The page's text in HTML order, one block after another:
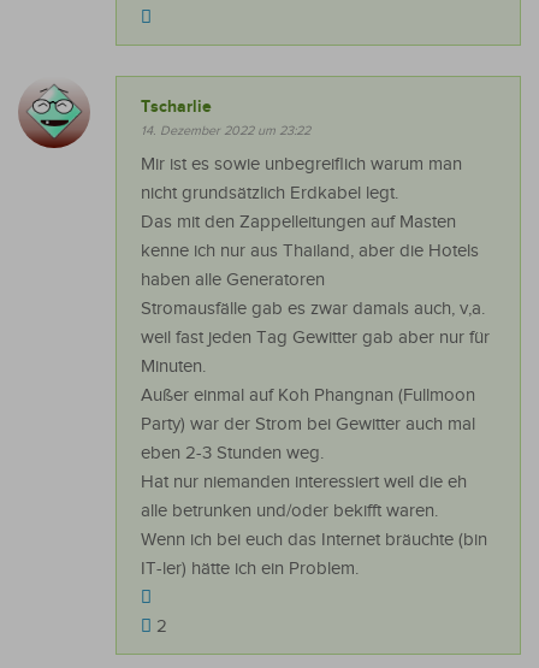
Tscharlie
14. Dezember 2022 um 23:22
Mir ist es sowie unbegreiflich warum man
nicht grundsätzlich Erdkabel legt.
Das mit den Zappelleitungen auf Masten
kenne ich nur aus Thailand, aber die Hotels
haben alle Generatoren
Stromausfälle gab es zwar damals auch, v,a.
weil fast jeden Tag Gewitter gab aber nur für
Minuten.
Außer einmal auf Koh Phangnan (Fullmoon
Party) war der Strom bei Gewitter auch mal
eben 2-3 Stunden weg.
Hat nur niemanden interessiert weil die eh
alle betrunken und/oder bekifft waren.
Wenn ich bei euch das Internet bräuchte (bin
IT-ler) hätte ich ein Problem.
2